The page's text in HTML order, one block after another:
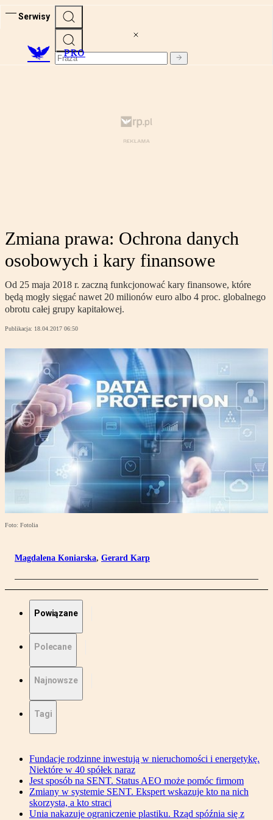
Serwisy
PRO
Zmiana prawa: Ochrona danych
osobowych i kary finansowe
Od 25 maja 2018 r. zaczną funkcjonować kary finansowe, które
będą mogły sięgać nawet 20 milionów euro albo 4 proc. globalnego
obrotu całej grupy kapitałowej.
Publikacja: 18.04.2017 06:50
Foto: Fotolia
Magdalena Koniarska, Gerard Karp
Powiązane
Polecane
Najnowsze
Tagi
Fundacje rodzinne inwestują w nieruchomości i energetykę.
Niektóre w 40 spółek naraz
Jest sposób na SENT. Status AEO może pomóc firmom
Zmiany w systemie SENT. Ekspert wskazuje kto na nich
skorzysta, a kto straci
Unia nakazuje ograniczenie plastiku. Rząd spóźnia się z